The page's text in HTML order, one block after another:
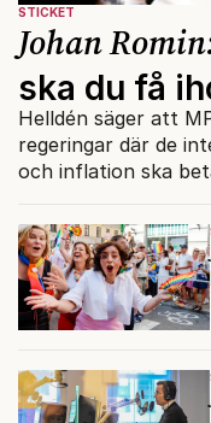
STICKET
Johan
ska du få
Helldén säger att
regeringar där de
och inflation ska